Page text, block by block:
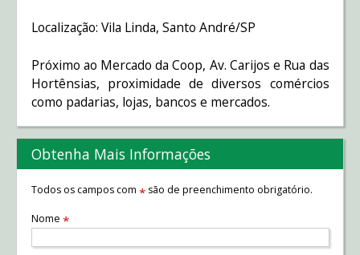
Localização: Vila Linda, Santo André/SP
Próximo ao Mercado da Coop, Av. Carijos e Rua das
Hortênsias, proximidade de diversos comércios
como padarias, lojas, bancos e mercados.
Obtenha Mais Informações
Todos os campos com *são de preenchimento obrigatório.
Nome *